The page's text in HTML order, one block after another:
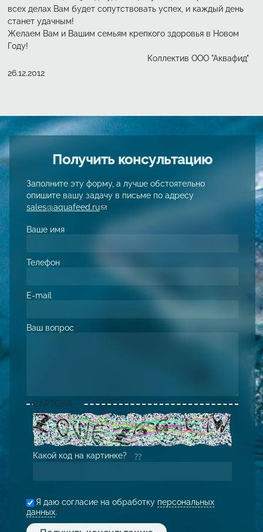
всех делах Вам будет сопутствовать успех, и каждый день
станет удачным!
Желаем Вам и Вашим семьям крепкого здоровья в Новом
Году!
Коллектив ООО "Аквафид"
Создано
26.12.2012
Получить консультацию
Заполните эту форму, а лучше обстоятельно
опишите вашу задачу в письме по адресу
sales@aquafeed.ru(link sends e-mail)
Ваше имя
Телефон *
E-mail
Ваш вопрос *
CAPTCHA
Какой код на картинке? *
Я даю согласие на обработку персональных
данных. *